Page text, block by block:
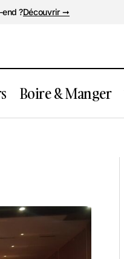
end ?Découvrir ➞
Boire & Manger